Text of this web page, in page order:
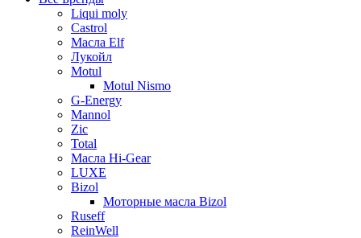
Liqui moly
Castrol
Масла Elf
Лукойл
Motul
Motul Nismo
G-Energy
Mannol
Zic
Total
Масла Hi-Gear
LUXE
Bizol
Моторные масла Bizol
Ruseff
ReinWell